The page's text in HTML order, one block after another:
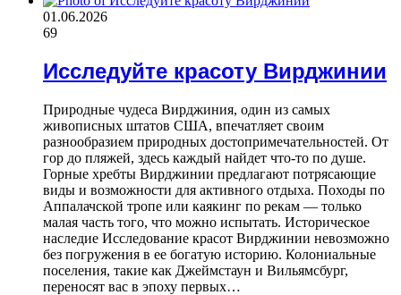
01.06.2026
69
Исследуйте красоту Вирджинии
Природные чудеса Вирджиния, один из самых
живописных штатов США, впечатляет своим
разнообразием природных достопримечательностей. От
гор до пляжей, здесь каждый найдет что-то по душе.
Горные хребты Вирджинии предлагают потрясающие
виды и возможности для активного отдыха. Походы по
Аппалачской тропе или каякинг по рекам — только
малая часть того, что можно испытать. Историческое
наследие Исследование красот Вирджинии невозможно
без погружения в ее богатую историю. Колониальные
поселения, такие как Джеймстаун и Вильямсбург,
переносят вас в эпоху первых…